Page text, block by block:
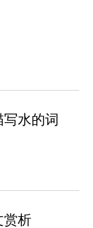
水的词
赏析